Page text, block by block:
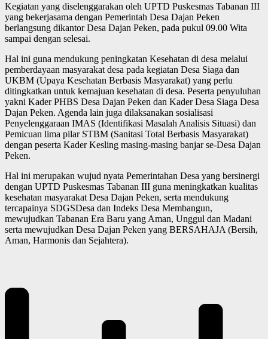
Kegiatan yang diselenggarakan oleh UPTD Puskesmas Tabanan III
yang bekerjasama dengan Pemerintah Desa Dajan Peken
berlangsung dikantor Desa Dajan Peken, pada pukul 09.00 Wita
sampai dengan selesai.
Hal ini guna mendukung peningkatan Kesehatan di desa melalui
pemberdayaan masyarakat desa pada kegiatan Desa Siaga dan
UKBM (Upaya Kesehatan Berbasis Masyarakat) yang perlu
ditingkatkan untuk kemajuan kesehatan di desa. Peserta penyuluhan
yakni Kader PHBS Desa Dajan Peken dan Kader Desa Siaga Desa
Dajan Peken. Agenda lain juga dilaksanakan sosialisasi
Penyelenggaraan IMAS (Identifikasi Masalah Analisis Situasi) dan
Pemicuan lima pilar STBM (Sanitasi Total Berbasis Masyarakat)
dengan peserta Kader Kesling masing-masing banjar se-Desa Dajan
Peken.
Hal ini merupakan wujud nyata Pemerintahan Desa yang bersinergi
dengan UPTD Puskesmas Tabanan III guna meningkatkan kualitas
kesehatan masyarakat Desa Dajan Peken, serta mendukung
tercapainya SDGSDesa dan Indeks Desa Membangun,
mewujudkan Tabanan Era Baru yang Aman, Unggul dan Madani
serta mewujudkan Desa Dajan Peken yang BERSAHAJA (Bersih,
Aman, Harmonis dan Sejahtera).